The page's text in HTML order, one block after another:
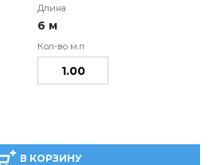
6 м
В КОРЗИНУ